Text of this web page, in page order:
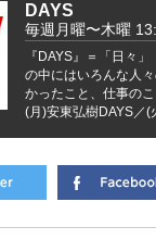
DAYS
毎週月曜〜木曜
『DAYS』＝「日々
の中にはいろんな人
かったこと、仕事の
(月)安東弘樹DAYS／(